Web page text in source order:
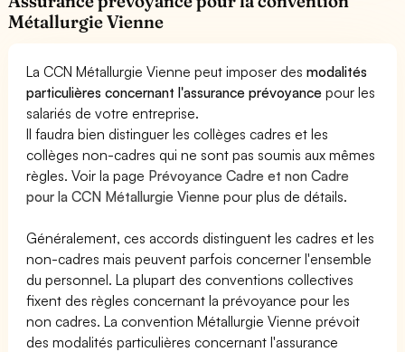
Métallurgie Vienne
La CCN Métallurgie Vienne peut imposer desmodalités
particulières concernant l'assurance prévoyance pour les
salariés de votre entreprise.
Il faudra bien distinguer les collèges cadres et les
collèges non-cadres qui ne sont pas soumis aux mêmes
règles. Voir la page Prévoyance Cadre et non Cadre
pour la CCN Métallurgie Vienne pour plus de détails.
Généralement, ces accords distinguent les cadres et les
non-cadres mais peuvent parfois concerner l'ensemble
du personnel. La plupart des conventions collectives
fixent des règles concernant la prévoyance pour les
non cadres. La convention Métallurgie Vienne prévoit
des modalités particulières concernant l'assurance